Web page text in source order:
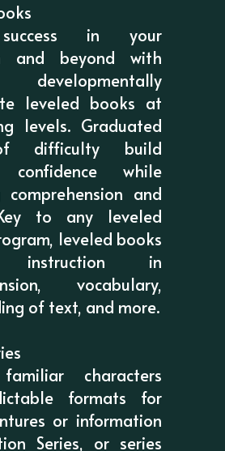
in your
and beyond with
developmentally
leveled books at
levels. Graduated
difficulty build
confidence while
comprehension and
to any leveled
leveled books
instruction in
vocabulary,
of text, and more.
characters
formats for
or information
Series, or series